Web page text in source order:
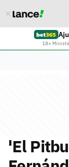
18+
'El